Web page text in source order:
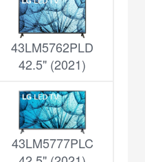
43LM5762PLD
42.5" (2021)
43LM5777PLC